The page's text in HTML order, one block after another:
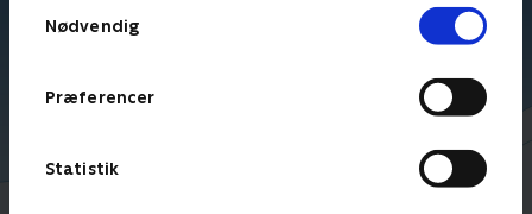
Nødvendig
Præferencer
Statistik